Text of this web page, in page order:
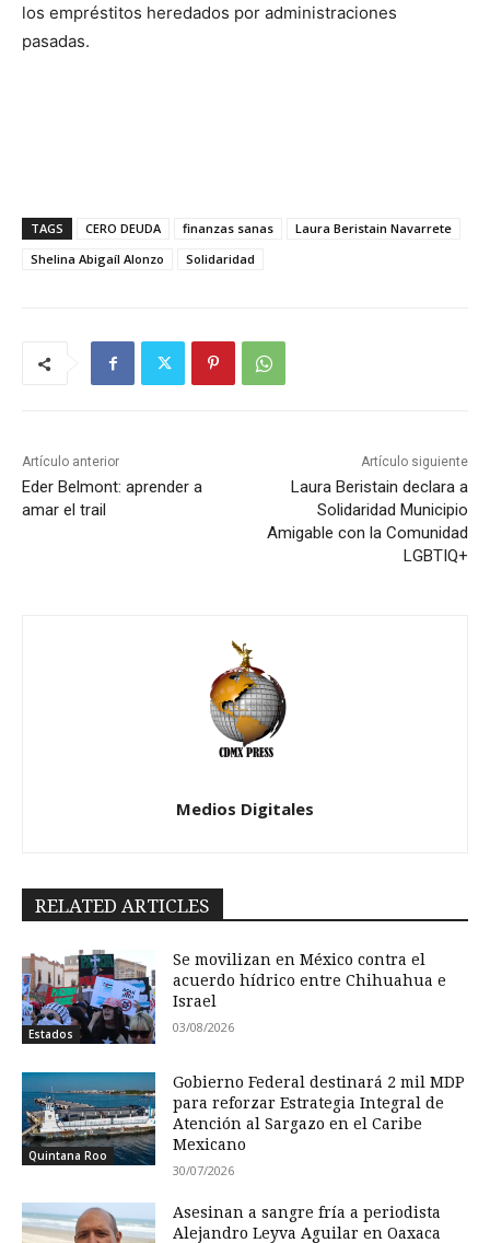
los empréstitos heredados por administraciones
pasadas.
TAGS CERO DEUDA finanzas sanas
Laura Beristain Navarrete
Shelina Abigaíl Alonzo
Solidaridad
Artículo anterior
Eder Belmont: aprender a
amar el trail
Artículo siguiente
Laura Beristain declara a
Solidaridad Municipio
Amigable con la Comunidad
LGBTIQ+
Medios Digitales
RELATED ARTICLES
Estados
Se movilizan en México contra el
acuerdo hídrico entre Chihuahua e
Israel
03/08/2026
Quintana Roo
Gobierno Federal destinará 2 mil MDP
para reforzar Estrategia Integral de
Atención al Sargazo en el Caribe
Mexicano
30/07/2026
Asesinan a sangre fría a periodista
Alejandro Leyva Aguilar en Oaxaca